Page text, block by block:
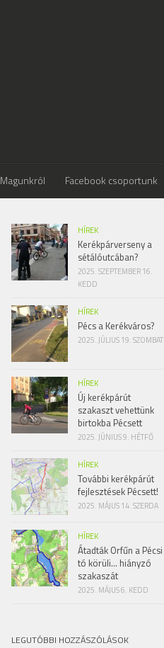
Magunkról Facebook csoportunk
HÍREK
Kerékpárverseny a
sétálóutcában?
2025. SZEPTEMBER 16.
KEDD
HÍREK
Pécs a Kerékváros?
2025. JÚLIUS 19. SZOMBAT
HÍREK
Új kerékpárút
szakaszt vehettünk
birtokba Pécsett
2025. JÚNIUS 9. HÉTFŐ
HÍREK
További kerékpárút
fejlesztések Pécsett!
2025. MÁJUS 14. SZERDA
HÍREK
Átadták Orfűn a Pécsi
tó körüli… hiányzó
szakaszát
2025. MÁJUS 6. KEDD
LEGUTÓBBI HOZZÁSZÓLÁSOK